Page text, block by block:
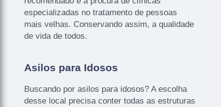
especializadas no tratamento de pessoas
mais velhas. Conservando assim, a qualidade
de vida de todos.
Asilos para Idosos
Buscando por asilos para idosos? A escolha
desse local precisa conter todas as estruturas